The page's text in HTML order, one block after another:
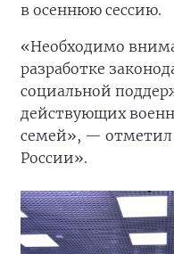
в осеннюю сессию.
«Необходимо
разработке
социальной
действующих
семей», — отметил
России».